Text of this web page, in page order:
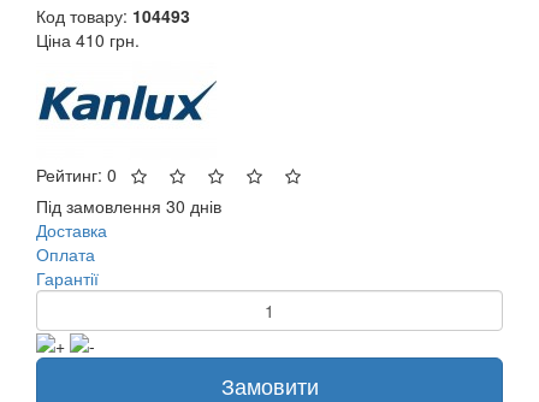
Код товару: 104493
Ціна 410 грн.
Рейтинг: 0
Під замовлення 30 днів
Доставка
Оплата
Гарантії
Замовити